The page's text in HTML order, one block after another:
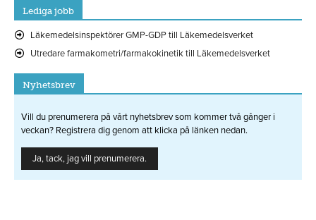
Lediga jobb
Läkemedelsinspektörer GMP-GDP till Läkemedelsverket
Utredare farmakometri/farmakokinetik till Läkemedelsverket
Nyhetsbrev
Vill du prenumerera på vårt nyhetsbrev som kommer två gånger i
veckan? Registrera dig genom att klicka på länken nedan.
Ja, tack, jag vill prenumerera.